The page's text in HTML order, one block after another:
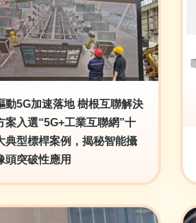
動5G加速落地 樹根互聯解決
案入選“5G+工業互聯網”十
典型標桿案例，揭秘智能攝
頭突破性應用